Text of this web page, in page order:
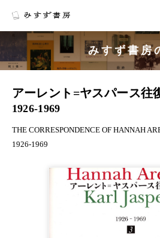
みすず書房
アーレント=ヤスパース往
1926-1969
THE CORRESPONDENCE OF HANNAH
1926-1969